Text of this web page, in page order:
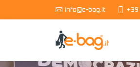
info@e-bag.it +39